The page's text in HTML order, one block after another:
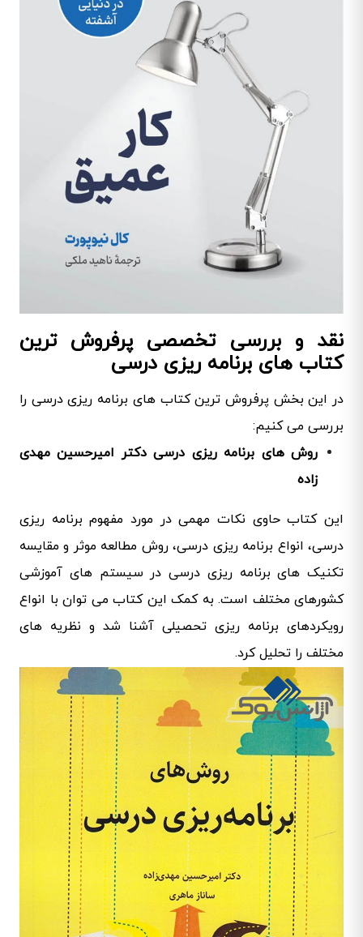
نقد و بررسی تخصصی پرفروش ترین
کتاب های برنامه ریزی درسی
در این بخش پرفروش ترین کتاب های برنامه ریزی درسی را
بررسی می کنیم:
روش های برنامه ریزی درسی دکتر امیرحسین مهدی
زاده
این کتاب حاوی نکات مهمی در مورد مفهوم برنامه ریزی
درسی، انواع برنامه ریزی درسی، روش مطالعه موثر و مقایسه
تکنیک های برنامه ریزی درسی در سیستم های آموزشی
کشورهای مختلف است. به کمک این کتاب می توان با انواع
رویکردهای برنامه ریزی تحصیلی آشنا شد و نظریه های
مختلف را تحلیل کرد.